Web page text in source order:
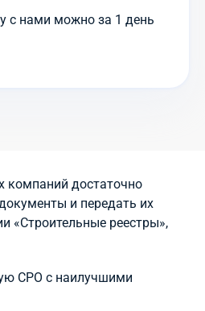
с нами можно за 1 день
достаточно
и передать их
«Строительные реестры»,
СРО с наилучшими